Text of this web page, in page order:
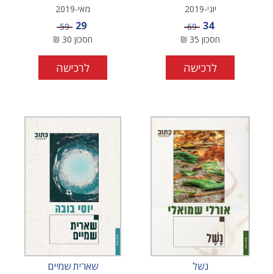
יוני-2019
מחיר מבצע
34 מחיר
69
חסכון 35
₪
לרכישה
מאי-2019
מחיר מבצע
29 מחיר
59
חסכון 30
₪
לרכישה
נשל שארית שמיים